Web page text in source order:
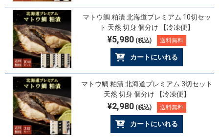
マトウ鯛 粕漬 北海道プレミアム 10切セッ
ト 天然 切身 個分け 【冷凍便】
¥5,980(税込) 送料無料
カートにいれる
マトウ鯛 粕漬 北海道プレミアム 3切セット
天然 切身 個分け 【冷凍便】
¥2,980(税込) 送料無料
カートにいれる